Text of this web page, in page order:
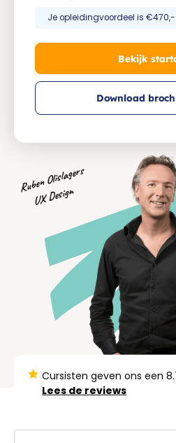
Je opleidingvoordeel is €470,-
Bekijk
Download
Ruben Olislagers
UX Design
Cursisten geven ons een
Lees de reviews